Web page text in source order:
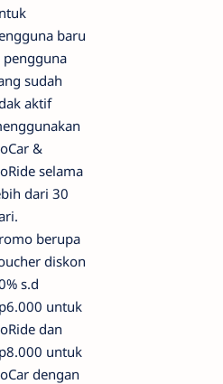
baru
pengguna
sudah
aktif
&
selama
dari 30
berupa
diskon
s.d
untuk
dan
untuk
dengan